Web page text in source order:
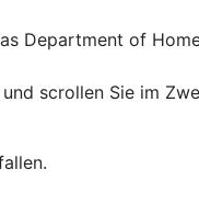
Department of
scrollen Sie im